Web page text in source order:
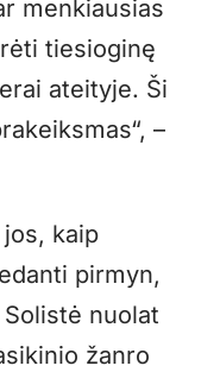
menkiausias
tiesioginę
ateityje. Ši
–
kaip
pirmyn,
nuolat
žanro